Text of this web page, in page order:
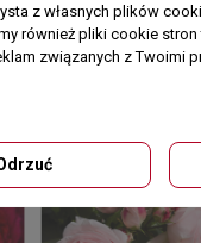
rabatowa
z własnych plików
również pliki cookie
związanych z Twoimi